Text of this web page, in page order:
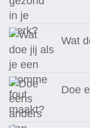
Wat
Doe